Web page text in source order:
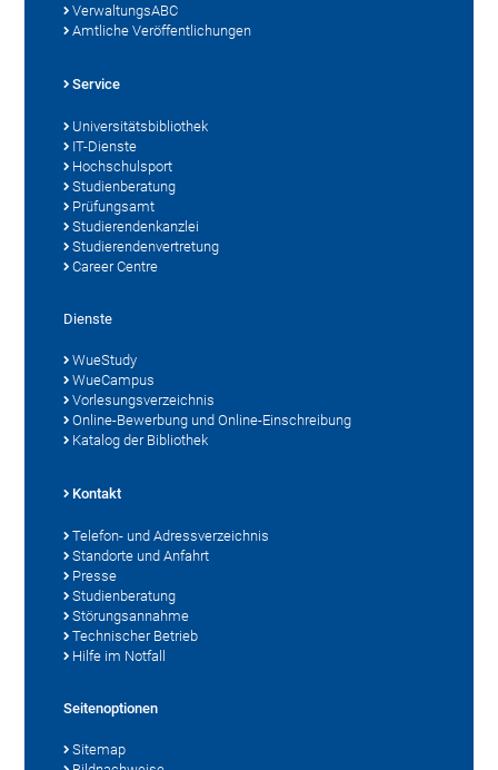
VerwaltungsABC
Amtliche Veröffentlichungen
Service
Universitätsbibliothek
IT-Dienste
Hochschulsport
Studienberatung
Prüfungsamt
Studierendenkanzlei
Studierendenvertretung
Career Centre
Dienste
WueStudy
WueCampus
Vorlesungsverzeichnis
Online-Bewerbung und Online-Einschreibung
Katalog der Bibliothek
Kontakt
Telefon- und Adressverzeichnis
Standorte und Anfahrt
Presse
Studienberatung
Störungsannahme
Technischer Betrieb
Hilfe im Notfall
Seitenoptionen
Sitemap